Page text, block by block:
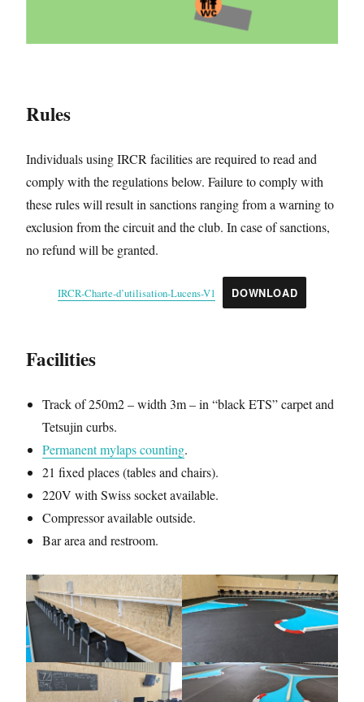
Rules
Individuals using IRCR facilities are required to read and
comply with the regulations below. Failure to comply with
these rules will result in sanctions ranging from a warning to
exclusion from the circuit and the club. In case of sanctions,
no refund will be granted.
IRCR-Charte-d’utilisation-Lucens-V1 DOWNLOAD
Facilities
Track of 250m2 – width 3m – in “black ETS” carpet and
Tetsujin curbs.
Permanent mylaps counting.
21 fixed places (tables and chairs).
220V with Swiss socket available.
Compressor available outside.
Bar area and restroom.